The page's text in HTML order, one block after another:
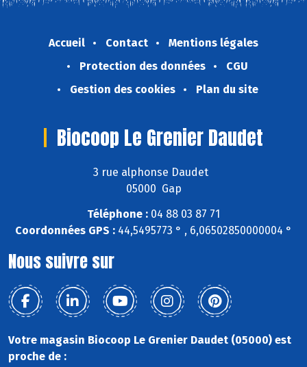
Accueil Contact
Mentions légales
Protection des données
CGU
Gestion des cookies
Plan du site
Biocoop Le Grenier Daudet
3 rue alphonse Daudet
05000 Gap
Téléphone : 04 88 03 87 71
Coordonnées GPS : 44,5495773 ° , 6,06502850000004 °
Nous suivre sur
Votre magasin Biocoop Le Grenier Daudet (05000) est
proche de :